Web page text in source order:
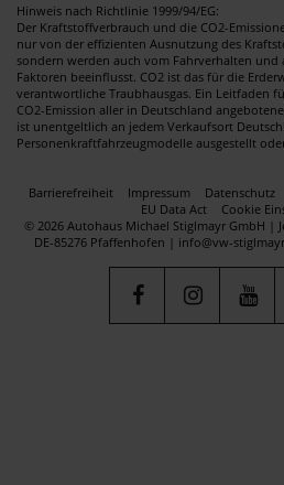
Hinweis nach Richtlinie 1999/94/EG:
Der Kraftstoffverbrauch und die CO2-
nur von der effizienten Ausnutzung des
sondern werden auch vom Fahrverhalten und
Faktoren beeinflusst. CO2 ist das für die
verantwortliche Traubhausgas. Ein Leitfaden
CO2-Emission aller in Deutschland
ist unentgeltlich an jedem Verkaufsort
Personenkraftfahrzeugmodelle ausgestellt
Barrierefreiheit Impressum Datenschutz
EU Data Act
Cookie
© 2026 Autohaus Michael Stiglmayr GmbH |
DE-85276 Pfaffenhofen | info@vw-